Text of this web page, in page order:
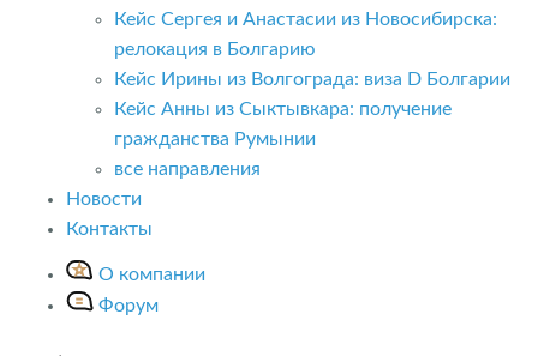
Кейс Сергея и Анастасии из Новосибирска:
релокация в Болгарию
Кейс Ирины из Волгограда: виза D Болгарии
Кейс Анны из Сыктывкара: получение
гражданства Румынии
все направления
Новости
Контакты
О компании
Форум